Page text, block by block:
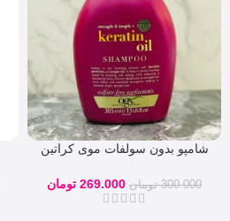
شامپو بدون سولفات موی کراتین
Keratin Oil shampoo300.000 تومان 269.000 تومان